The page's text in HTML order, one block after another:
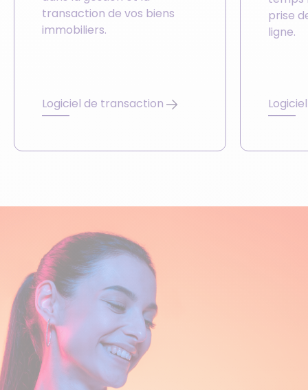
transaction de vos biens
immobiliers.
Logiciel de transaction
prise
ligne.